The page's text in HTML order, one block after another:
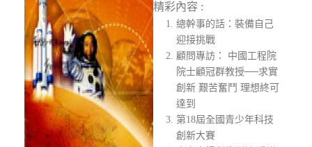
精彩內容 :
總幹事的話：裝備自己
迎接挑戰
顧問專訪： 中國工程院
院士顧冠群教授──求實
創新 艱苦奮鬥 理想終可
達到
第18屆全國青少年科技
創新大賽